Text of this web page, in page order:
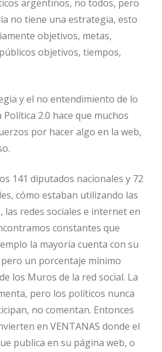
argentinos, no todos, pero
no tiene una estrategia, esto
objetivos, metas,
objetivos, tiempos,
y el no entendimiento de lo
2.0 hace que muchos
por hacer algo en la web,
141 diputados nacionales y 72
cómo estaban utilizando las
las redes sociales e internet en
constantes que
la mayoría cuenta con su
un porcentaje mínimo
los Muros de la red social. La
pero los políticos nunca
no comentan. Entonces
en VENTANAS donde el
publica en su página web, o